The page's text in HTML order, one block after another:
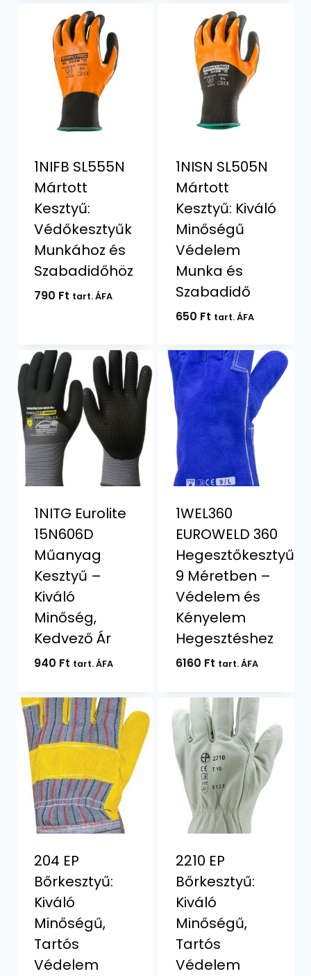
1NIFB SL555N
Mártott
Kesztyű:
Védőkesztyűk
Munkához és
Szabadidőhöz
790 Ft tart. ÁFA
1NISN SL505N
Mártott
Kesztyű: Kiváló
Minőségű
Védelem
Munka és
Szabadidő
650 Ft tart. ÁFA
1NITG Eurolite
15N606D
Műanyag
Kesztyű –
Kiváló
Minőség,
Kedvező Ár
940 Ft tart. ÁFA
1WEL360
EUROWELD 360
Hegesztőkesztyű
9 Méretben –
Védelem és
Kényelem
Hegesztéshez
6160 Ft tart. ÁFA
204 EP
Bőrkesztyű:
Kiváló
Minőségű,
Tartós
Védelem
2210 EP
Bőrkesztyű:
Kiváló
Minőségű,
Tartós
Védelem